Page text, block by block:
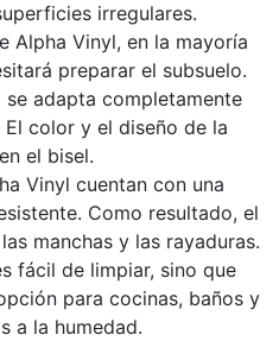
irregulares.
Alpha Vinyl, en la mayoría
preparar el subsuelo.
adapta completamente
color y el diseño de la
el bisel.
Vinyl cuentan con una
Como resultado, el
manchas y las rayaduras.
fácil de limpiar, sino que
para cocinas, baños y
a la humedad.